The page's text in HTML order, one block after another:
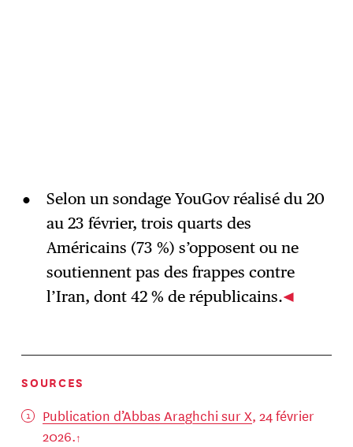
Selon un sondage YouGov réalisé du 20
au 23 février, trois quarts des
Américains (73 %) s’opposent ou ne
soutiennent pas des frappes contre
l’Iran, dont 42 % de républicains.
SOURCES
Publication d’Abbas Araghchi sur X, 24 février
2026.